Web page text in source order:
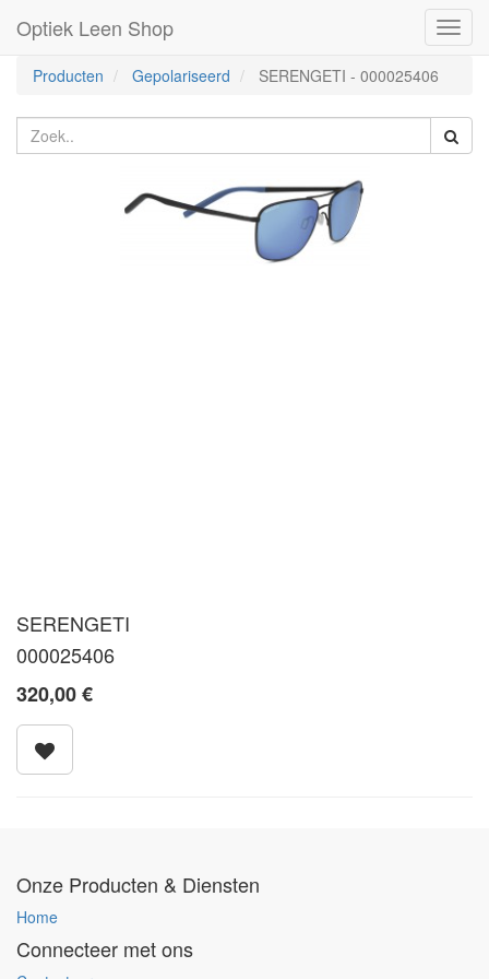
Optiek Leen Shop
Producten Gepolariseerd SERENGETI - 000025406
SERENGETI
000025406
320,00€
Onze Producten & Diensten
Home
Connecteer met ons